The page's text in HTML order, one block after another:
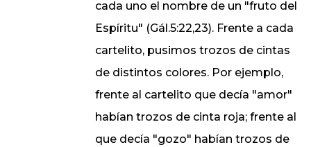
cada uno el nombre de un "fruto del
Espíritu" (Gál.5:22,23). Frente a cada
cartelito, pusimos trozos de cintas
de distintos colores. Por ejemplo,
frente al cartelito que decía "amor"
habían trozos de cinta roja; frente al
que decía "gozo" habían trozos de